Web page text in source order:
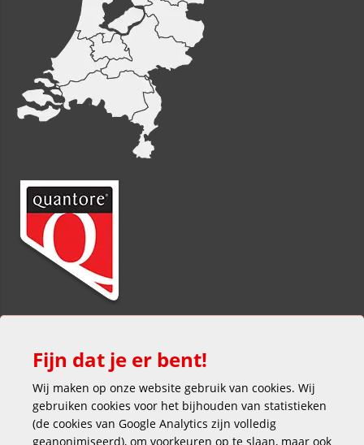
Veilig en gemakkelijk betalen
Fijn dat je er bent!
Wij maken op onze website gebruik van cookies. Wij
gebruiken cookies voor het bijhouden van statistieken
(de cookies van Google Analytics zijn volledig
geanonimiseerd), om voorkeuren op te slaan, maar ook